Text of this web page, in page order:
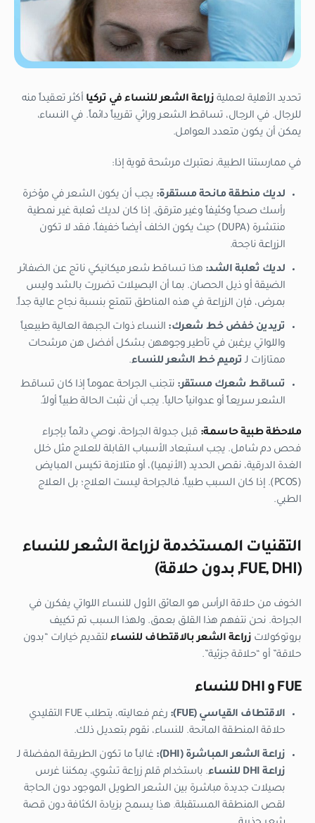
تحديد الأهلية لعملية زراعة الشعر للنساء في تركيا أكثر تعقيداً منه
للرجال. في الرجال، تساقط الشعر وراثي تقريباً دائماً. في النساء،
يمكن أن يكون متعدد العوامل.
في ممارستنا الطبية، نعتبرك مرشحة قوية إذا:
لديك منطقة مانحة مستقرة: يجب أن يكون الشعر في مؤخرة
رأسك صحياً وكثيفاً وغير مترقق. إذا كان لديك ثعلبة غير نمطية
منتشرة (DUPA) حيث يكون الخلف أيضاً خفيفاً، فقد لا تكون
الزراعة ناجحة.
لديك ثعلبة الشد: هذا تساقط شعر ميكانيكي ناتج عن الضفائر
الضيقة أو ذيل الحصان. بما أن البصيلات تضررت بالشد وليس
بمرض، فإن الزراعة في هذه المناطق تتمتع بنسبة نجاح عالية جداً.
تريدين خفض خط شعرك: النساء ذوات الجبهة العالية طبيعياً
واللواتي يرغبن في تأطير وجوههن بشكل أفضل هن مرشحات
ممتازات لـ ترميم خط الشعر للنساء.
تساقط شعرك مستقر: نتجنب الجراحة عموماً إذا كان تساقط
الشعر سريعاً أو عدوانياً حالياً. يجب أن نثبت الحالة طبياً أولاً.
ملاحظة طبية حاسمة: قبل جدولة الجراحة، نوصي دائماً بإجراء
فحص دم شامل. يجب استبعاد الأسباب القابلة للعلاج مثل خلل
الغدة الدرقية، نقص الحديد (الأنيميا)، أو متلازمة تكيس المبايض
(PCOS). إذا كان السبب طبياً، فالجراحة ليست العلاج؛ بل العلاج
الطبي.
التقنيات المستخدمة لزراعة الشعر للنساء
(FUE, DHI, بدون حلاقة)
الخوف من حلاقة الرأس هو العائق الأول للنساء اللواتي يفكرن في
الجراحة. نحن نتفهم هذا القلق بعمق. ولهذا السبب تم تكييف
بروتوكولات زراعة الشعر بالاقتطاف للنساء لتقديم خيارات “بدون
حلاقة” أو “حلاقة جزئية”.
FUE و DHI للنساء
الاقتطاف القياسي (FUE):
رغم فعاليته، يتطلب FUE التقليدي
حلاقة المنطقة المانحة. للنساء، نقوم بتعديل ذلك.
زراعة الشعر المباشرة (DHI):
غالباً ما تكون الطريقة المفضلة لـ
زراعة DHI للنساء
. باستخدام قلم زراعة تشوي، يمكننا غرس
بصيلات جديدة مباشرة بين الشعر الطويل الموجود دون الحاجة
لقص المنطقة المستقبلة. هذا يسمح بزيادة الكثافة دون قصة